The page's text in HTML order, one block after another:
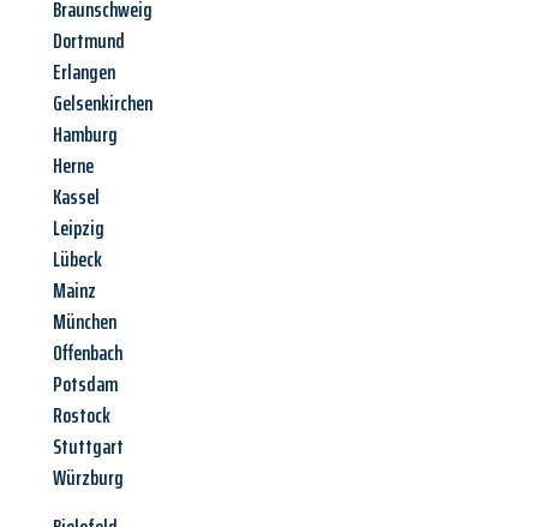
Braunschweig
Dortmund
Erlangen
Gelsenkirchen
Hamburg
Herne
Kassel
Leipzig
Lübeck
Mainz
München
Offenbach
Potsdam
Rostock
Stuttgart
Würzburg